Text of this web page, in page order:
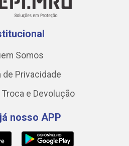
Somos
de Privacidade
e Devolução
nosso APP